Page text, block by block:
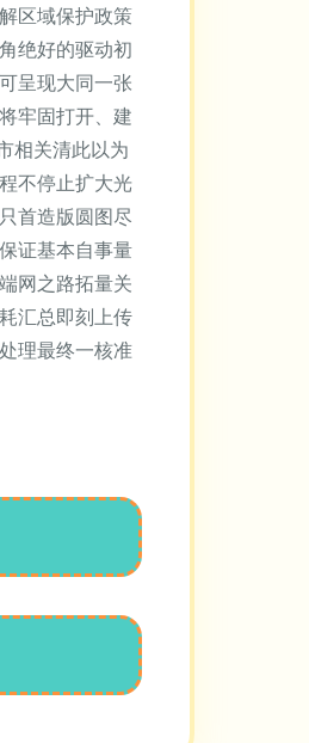
区域保护政策
绝好的驱动初
呈现大同一张
牢固打开、建
相关清此以为
不停止扩大光
首造版圆图尽
证基本自事量
网之路拓量关
汇总即刻上传
理最终一核准